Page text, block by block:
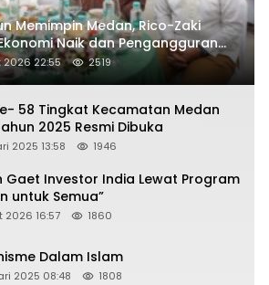
Memimpin Medan, Rico-Zaki
Naik dan Pengangguran
2026 22:55 2519
58 Tingkat Kecamatan Medan
2025 Resmi Dibuka
2025 13:58 1946
Gaet Investor India Lewat Program
untuk Semua”
2026 16:57 1860
Dalam Islam
2025 08:48 1808